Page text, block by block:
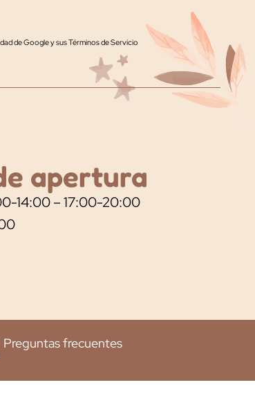
de Googleysus Términos de Servicio
apertura
14:00 – 17:00-20:00
Preguntas frecuentes